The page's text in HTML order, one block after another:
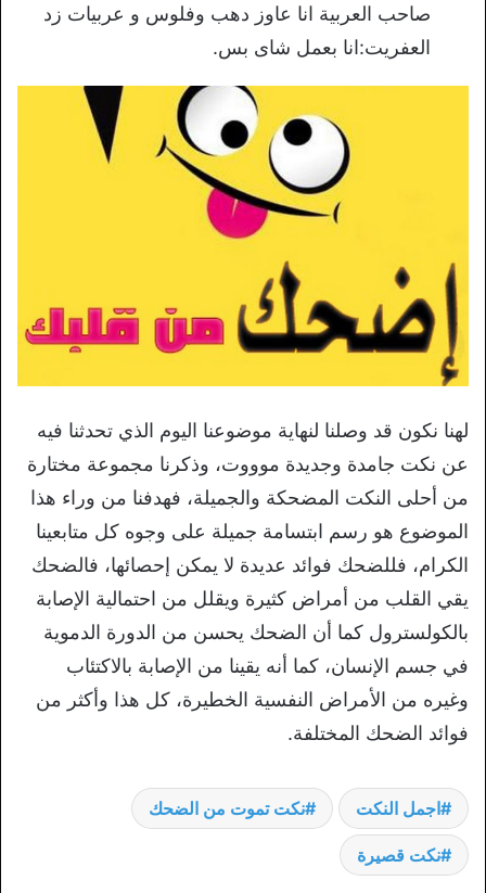
صاحب العربية انا عاوز دهب وفلوس و عربيات زد
العفريت:انا بعمل شاى بس.
لهنا نكون قد وصلنا لنهاية موضوعنا اليوم الذي تحدثنا فيه
عن نكت جامدة وجديدة موووت، وذكرنا مجموعة مختارة
من أحلى النكت المضحكة والجميلة، فهدفنا من وراء هذا
الموضوع هو رسم ابتسامة جميلة على وجوه كل متابعينا
الكرام، فللضحك فوائد عديدة لا يمكن إحصائها، فالضحك
يقي القلب من أمراض كثيرة ويقلل من احتمالية الإصابة
بالكولسترول كما أن الضحك يحسن من الدورة الدموية
في جسم الإنسان، كما أنه يقينا من الإصابة بالاكتئاب
وغيره من الأمراض النفسية الخطيرة، كل هذا وأكثر من
فوائد الضحك المختلفة.
اجمل النكت نكت تموت من الضحك
نكت قصيرة